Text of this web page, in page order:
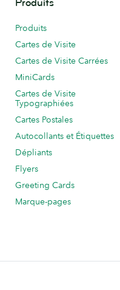
Produits
Produits
Cartes de Visite
Cartes de Visite Carrées
MiniCards
Cartes de Visite
Typographiées
Cartes Postales
Autocollants et Étiquettes
Dépliants
Flyers
Greeting Cards
Marque-pages